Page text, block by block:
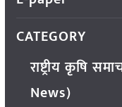
CATEGORY
राष्ट्रीय कृषि
News)